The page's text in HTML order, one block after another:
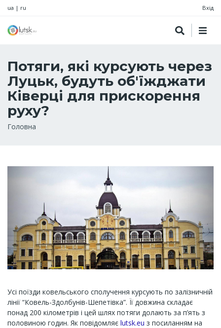
ua | ru Вхід
Потяги, які курсують через
Луцьк, будуть об'їжджати
Ківерці для прискорення
руху?
Рядок
Головна
Усі поїзди ковельського сполучення курсують по залізничній
лінії “Ковель-Здолбунів-Шепетівка”. Її довжина складає
понад 200 кілометрів і цей шлях потяги долають за п’ять з
половиною годин. Як повідомляє lutsk.eu з посиланням на